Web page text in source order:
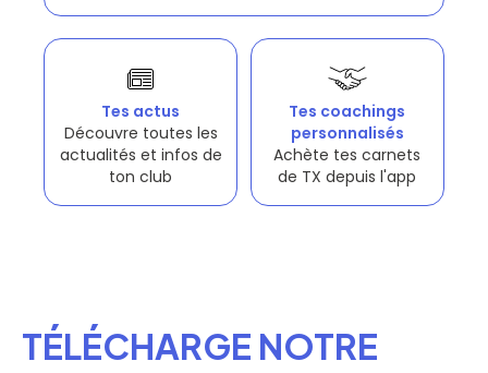
Tes actus
Découvre toutes les
actualités et infos de
ton club
Tes coachings
personnalisés
Achète tes carnets
de TX depuis l'app
TÉLÉCHARGE NOTRE